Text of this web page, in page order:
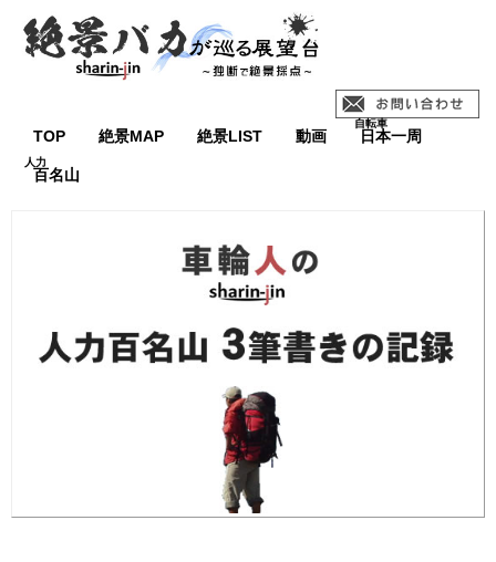
TOP 絶景MAP 絶景LIST 動画 日本一周
百名山